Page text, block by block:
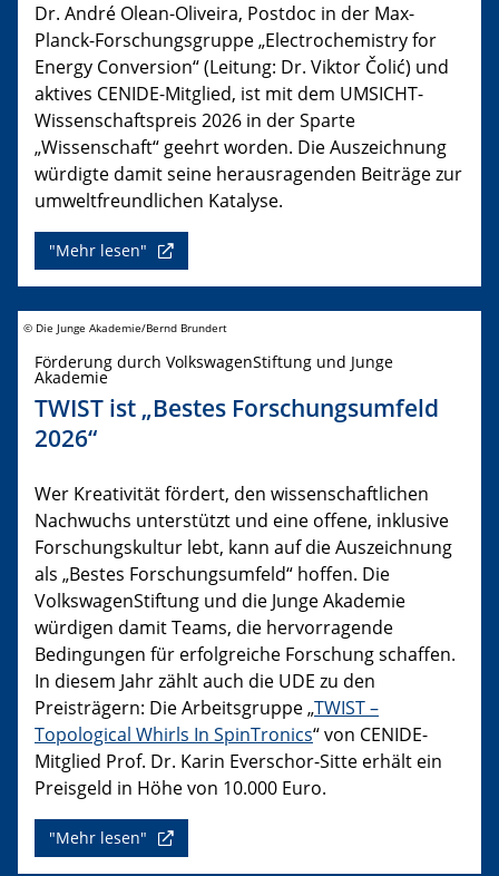
Dr. André Olean-Oliveira, Postdoc in der Max-
Planck-Forschungsgruppe „Electrochemistry for
Energy Conversion“ (Leitung: Dr. Viktor Čolić) und
aktives CENIDE-Mitglied, ist mit dem UMSICHT-
Wissenschaftspreis 2026 in der Sparte
„Wissenschaft“ geehrt worden. Die Auszeichnung
würdigte damit seine herausragenden Beiträge zur
umweltfreundlichen Katalyse.
"Mehr lesen"
© Die Junge Akademie/Bernd Brundert
Förderung durch VolkswagenStiftung und Junge
Akademie
TWIST ist „Bestes Forschungsumfeld
2026“
Wer Kreativität fördert, den wissenschaftlichen
Nachwuchs unterstützt und eine offene, inklusive
Forschungskultur lebt, kann auf die Auszeichnung
als „Bestes Forschungsumfeld“ hoffen. Die
VolkswagenStiftung und die Junge Akademie
würdigen damit Teams, die hervorragende
Bedingungen für erfolgreiche Forschung schaffen.
In diesem Jahr zählt auch die UDE zu den
Preisträgern: Die Arbeitsgruppe „TWIST –
Topological Whirls In SpinTronics“ von CENIDE-
Mitglied Prof. Dr. Karin Everschor-Sitte erhält ein
Preisgeld in Höhe von 10.000 Euro.
"Mehr lesen"